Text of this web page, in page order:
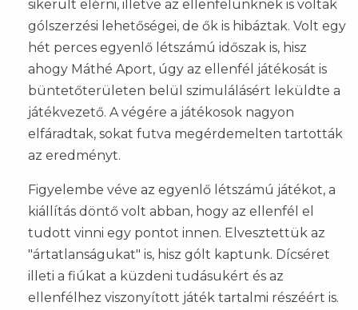
sikerült elérni, illetve az ellenfelünknek is voltak
gólszerzési lehetőségei, de ők is hibáztak. Volt egy
hét perces egyenlő létszámú időszak is, hisz
ahogy Máthé Aport, úgy az ellenfél játékosát is
büntetőterületen belül szimulálásért leküldte a
játékvezető. A végére a játékosok nagyon
elfáradtak, sokat futva megérdemelten tartották
az eredményt.
Figyelembe véve az egyenlő létszámú játékot, a
kiállítás döntő volt abban, hogy az ellenfél el
tudott vinni egy pontot innen. Elvesztettük az
"ártatlanságukat" is, hisz gólt kaptunk. Dícséret
illeti a fiúkat a küzdeni tudásukért és az
ellenfélhez viszonyított játék tartalmi részéért is.